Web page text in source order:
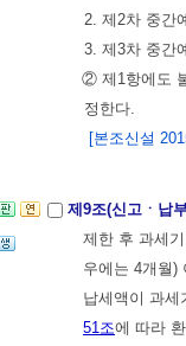
2. 제2차 중간
3. 제3차 중간
② 제1항에도
정한다.
[본조신설
제9조(신고ㆍ납
제한 후 과세
우에는 4개월)
납세액이 과
51조에 따라